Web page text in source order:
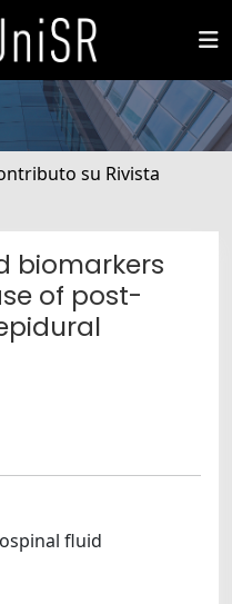
su Rivista
biomarkers
of post-
fluid